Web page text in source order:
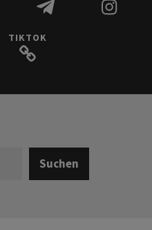
TIKTOK
Suchen